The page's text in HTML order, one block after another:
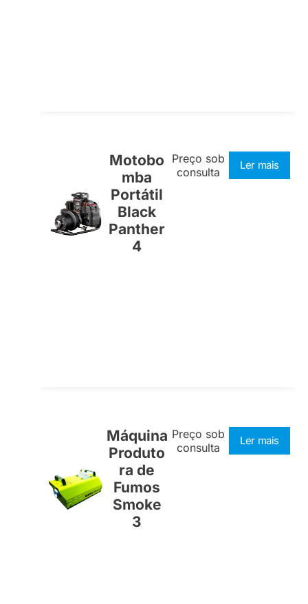
Motobo
mba
Portátil
Black
Panther
4
Preço sob
consulta
Ler mais
Máquina
Produto
ra de
Fumos
Smoke
3
Preço sob
consulta
Ler mais